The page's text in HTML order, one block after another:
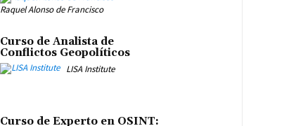
Raquel Alonso de Francisco
Curso de Analista de
Conflictos Geopolíticos
LISA Institute
Curso de Experto en OSINT: